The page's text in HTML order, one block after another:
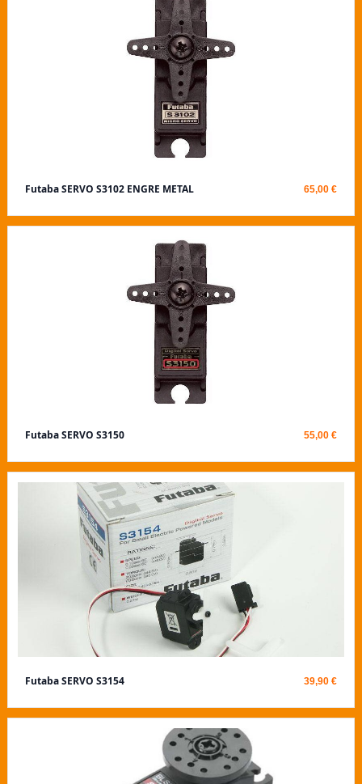
Futaba SERVO S3102 ENGRE METAL 65,00 €
Futaba SERVO S3150 55,00 €
Futaba SERVO S3154 39,90 €